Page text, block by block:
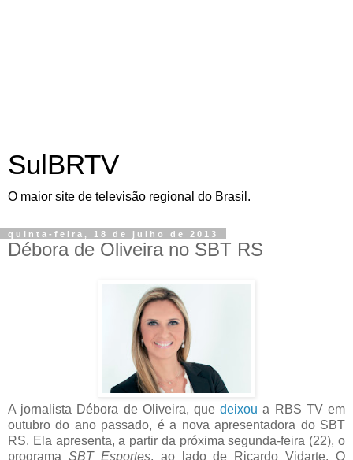
SulBRTV
O maior site de televisão regional do Brasil.
quinta-feira, 18 de julho de 2013
Débora de Oliveira no SBT RS
A jornalista Débora de Oliveira, quedeixou a RBS TV em
outubro do ano passado, é a nova apresentadora do SBT
RS. Ela apresenta, a partir da próxima segunda-feira (22), o
programa SBT Esportes, ao lado de Ricardo Vidarte. O